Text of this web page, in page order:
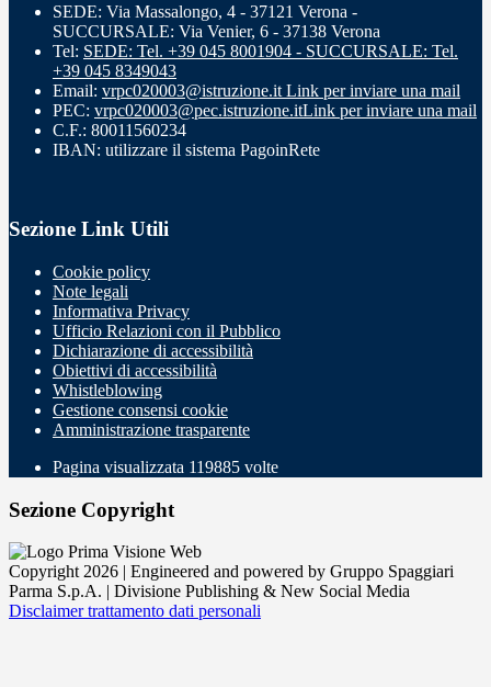
SEDE: Via Massalongo, 4 - 37121 Verona -
SUCCURSALE: Via Venier, 6 - 37138 Verona
Tel: SEDE: Tel. +39 045 8001904 - SUCCURSALE: Tel.
+39 045 8349043
Email: vrpc020003@istruzione.it Link per inviare una mail
PEC: vrpc020003@pec.istruzione.itLink per inviare una mail
C.F.: 80011560234
IBAN: utilizzare il sistema PagoinRete
Sezione Link Utili
Cookie policy
Note legali
Informativa Privacy
Ufficio Relazioni con il Pubblico
Dichiarazione di accessibilità
Obiettivi di accessibilità
Whistleblowing
Gestione consensi cookie
Amministrazione trasparente
Pagina visualizzata 119885 volte
Sezione Copyright
Copyright 2026 | Engineered and powered by Gruppo Spaggiari
Parma S.p.A. | Divisione Publishing & New Social Media
Disclaimer trattamento dati personali